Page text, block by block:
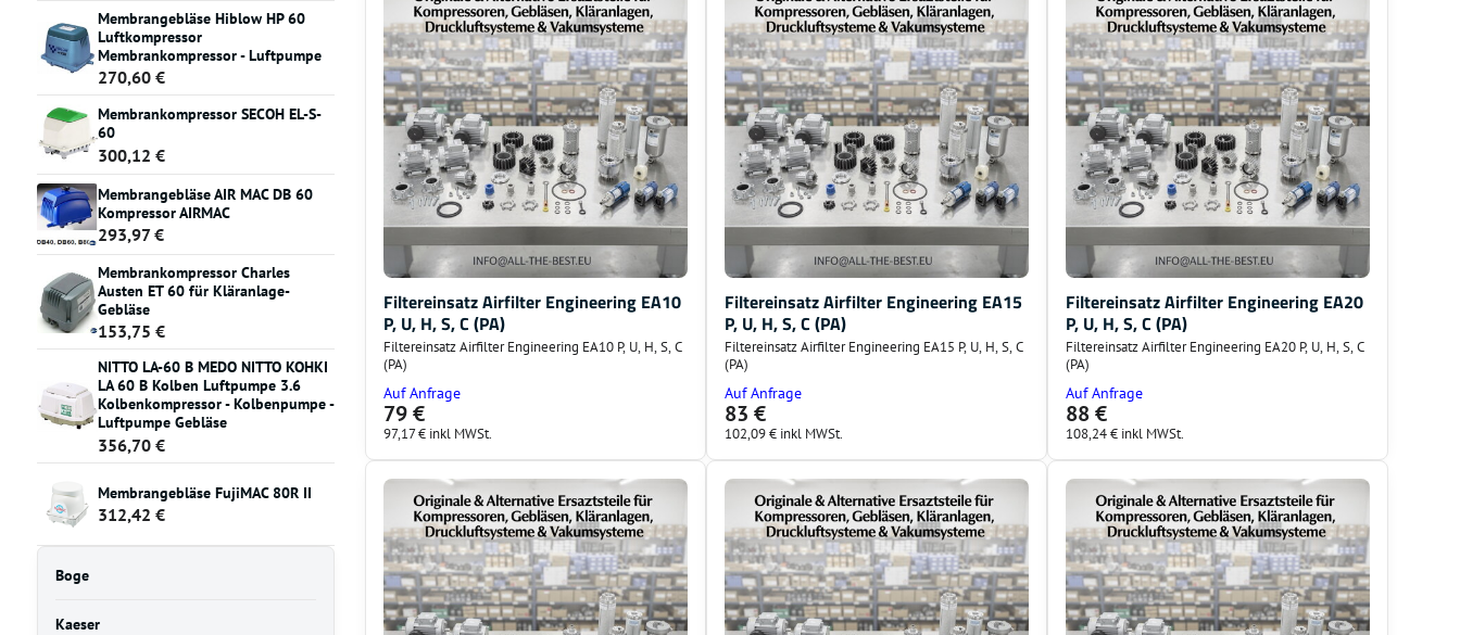
Filtereinsatz Airfilter Engineering EA10
P, U, H, S, C (PA)
Filtereinsatz Airfilter Engineering EA10 P, U, H, S, C
(PA)
Auf Anfrage
79 €
97,17 € inkl MWSt.
Filtereinsatz Airfilter Engineering EA15
P, U, H, S, C (PA)
Filtereinsatz Airfilter Engineering EA15 P, U, H, S, C
(PA)
Auf Anfrage
83 €
102,09 € inkl MWSt.
Filtereinsatz Airfilter Engineering EA20
P, U, H, S, C (PA)
Filtereinsatz Airfilter Engineering EA20 P, U, H, S, C
(PA)
Auf Anfrage
88 €
108,24 € inkl MWSt.
Membrangebläse Hiblow HP 60
Luftkompressor
Membrankompressor - Luftpumpe
270,60 €
Membrankompressor SECOH EL-S-
60
300,12 €
Membrangebläse AIR MAC DB 60
Kompressor AIRMAC
293,97 €
Membrankompressor Charles
Austen ET 60 für Kläranlage-
Gebläse
153,75 €
NITTO LA-60 B MEDO NITTO KOHKI
LA 60 B Kolben Luftpumpe 3.6
Kolbenkompressor - Kolbenpumpe -
Luftpumpe Gebläse
356,70 €
Membrangebläse FujiMAC 80R II
312,42 €
Boge
Kaeser